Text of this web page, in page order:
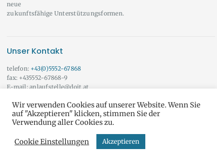
neue
zukunftsfähige Unterstützungsformen.
Unser Kontakt
telefon: +43(0)5552-67868
fax: +435552-67868-9
E-mail: anlaufstelle@doit.at
Wir beraten Sie auch gerne außerhalb der angeführten Öffnungszeiten!
Vereinbaren Sie doch einfach einen Termin mit uns.Onlineberatung
do it yourself © Alle Rechte vorbehaltenAGB & DSGVO
Wir verwenden Cookies auf unserer Website. Wenn Sie
auf "Akzeptieren" klicken, stimmen Sie der
Verwendung aller Cookies zu.
Cookie Einstellungen Akzeptieren